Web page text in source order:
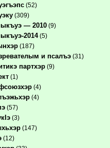
(52)
(309)
— 2010(9)
2014(5)
(187)
и псалъэ(31)
партхэр(9)
(1)
(4)
(4)
(57)
(3)
(147)
(12)